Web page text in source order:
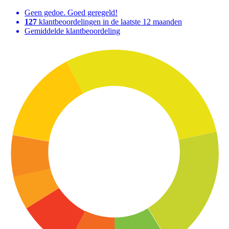
Geen gedoe. Goed geregeld!
127 klantbeoordelingen in de laatste 12 maanden
Gemiddelde klantbeoordeling